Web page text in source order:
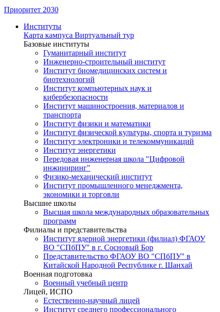
Приоритет 2030
Институты
Карта кампуса Виртуальный тур
Базовые институты
Гуманитарный институт
Инженерно-строительный институт
Институт биомедицинских систем и
биотехнологий
Институт компьютерных наук и
кибербезопасности
Институт машиностроения, материалов и
транспорта
Институт физики и математики
Институт физической культуры, спорта и туризма
Институт электроники и телекоммуникаций
Институт энергетики
Передовая инженерная школа "Цифровой
инжиниринг"
Физико-механический институт
Институт промышленного менеджмента,
экономики и торговли
Высшие школы
Высшая школа международных образовательных
программ
Филиалы и представительства
Институт ядерной энергетики (филиал) ФГАОУ
ВО "СПбПУ" в г. Сосновый Бор
Представительство ФГАОУ ВО "СПбПУ" в
Китайской Народной Республике г. Шанхай
Военная подготовка
Военный учебный центр
Лицей, ИСПО
Естественно-научный лицей
Институт среднего профессионального